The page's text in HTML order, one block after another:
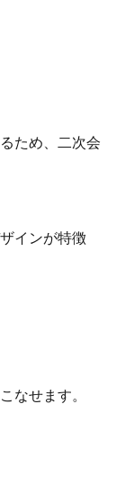
ため、二次会
インが特徴
なせます。